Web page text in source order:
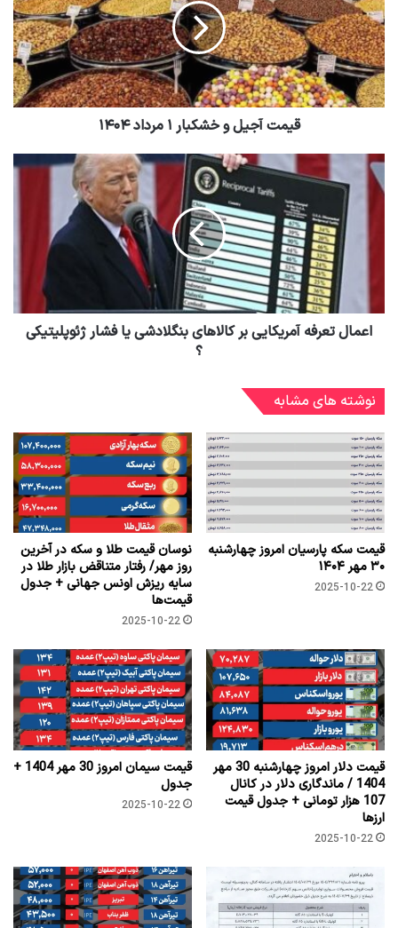
قیمت آجیل و خشکبار ۱ مرداد ۱۴۰۴
اعمال تعرفه آمریکایی بر کالاهای بنگلادشی یا فشار ژئوپلیتیکی
؟
نوشته های مشابه
قیمت سکه پارسیان امروز چهارشنبه
۳۰ مهر ۱۴۰۴
2025-10-22
نوسان قیمت طلا و سکه در آخرین
روز مهر/ رفتار متناقض بازار طلا در
سایه ریزش اونس جهانی + جدول
قیمت‌ها
2025-10-22
قیمت دلار امروز چهارشنبه 30 مهر
1404 / ماندگاری دلار در کانال
107 هزار تومانی + جدول قیمت
ارزها
2025-10-22
قیمت سیمان امروز 30 مهر 1404 +
جدول
2025-10-22